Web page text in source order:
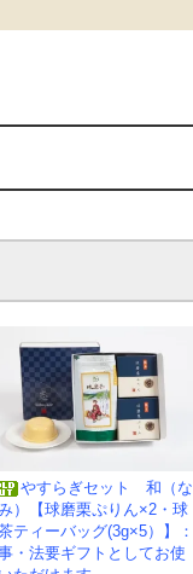
やすらぎセット 和（な
）【球磨栗ぷりん×2・球
ティーバッグ(3g×5）】：
・法要ギフトとしてお使